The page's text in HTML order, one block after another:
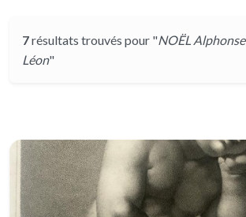
7résultats trouvés pour "NOËL Alphonse
Léon"